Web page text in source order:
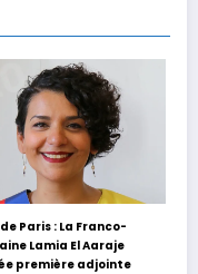
Paris : La Franco-
Lamia El Aaraje
première adjointe